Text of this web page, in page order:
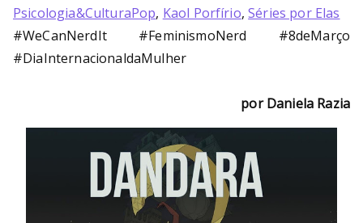
Psicologia&CulturaPop, Kaol Porfírio,Séries por Elas
#WeCanNerdIt #FeminismoNerd #8deMarço
#DiaInternacionaldaMulher
por Daniela Razia